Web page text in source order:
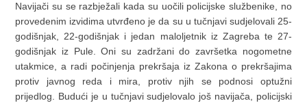
Navijači su se razbježali kada su uočili policijske službenike, no
provedenim izvidima utvrđeno je da su u tučnjavi sudjelovali 25-
godišnjak, 22-godišnjak i jedan maloljetnik iz Zagreba te 27-
godišnjak iz Pule. Oni su zadržani do završetka nogometne
utakmice, a radi počinjenja prekršaja iz Zakona o prekršajima
protiv javnog reda i mira, protiv njih se podnosi optužni
prijedlog. Budući je u tučnjavi sudjelovalo još navijača, policijski